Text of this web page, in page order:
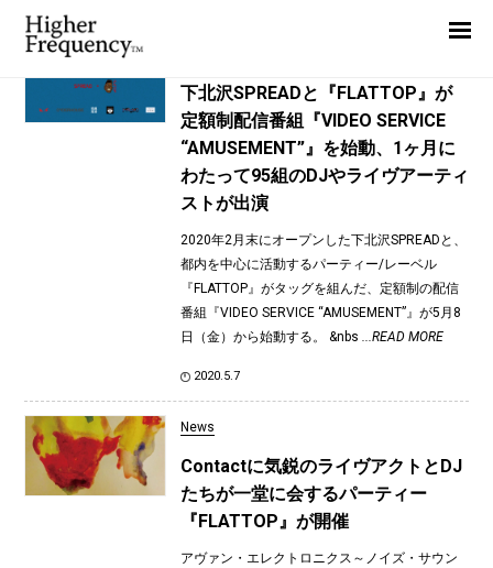
TAG: Campanella
下北沢SPREADと『FLATTOP』が
定額制配信番組『VIDEO SERVICE
“AMUSEMENT”』を始動、1ヶ月に
わたって95組のDJやライヴアーティ
ストが出演
2020年2月末にオープンした下北沢SPREADと、
都内を中心に活動するパーティー/レーベル
『FLATTOP』がタッグを組んだ、定額制の配信
番組『VIDEO SERVICE “AMUSEMENT”』が5月8
日（金）から始動する。 &nbs ...READ MORE
2020.5.7
News
Contactに気鋭のライヴアクトとDJ
たちが一堂に会するパーティー
『FLATTOP』が開催
アヴァン・エレクトロニクス～ノイズ・サウン
News
Interview
Highlight
Report